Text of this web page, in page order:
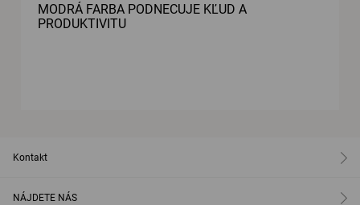
MODRÁ FARBA PODNECUJE KĽUD A
PRODUKTIVITU
Kontakt
NÁJDETE NÁS